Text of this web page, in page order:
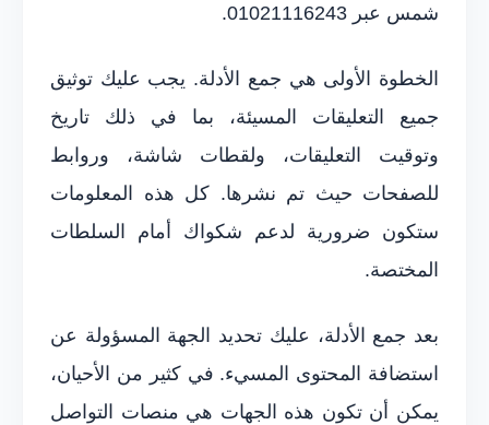
شمس عبر 01021116243.
الخطوة الأولى هي جمع الأدلة. يجب عليك توثيق
جميع التعليقات المسيئة، بما في ذلك تاريخ
وتوقيت التعليقات، ولقطات شاشة، وروابط
للصفحات حيث تم نشرها. كل هذه المعلومات
ستكون ضرورية لدعم شكواك أمام السلطات
المختصة.
بعد جمع الأدلة، عليك تحديد الجهة المسؤولة عن
استضافة المحتوى المسيء. في كثير من الأحيان،
يمكن أن تكون هذه الجهات هي منصات التواصل